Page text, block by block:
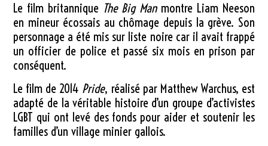
Le film britannique The Big Manmontre Liam Neeson
en mineur écossais au chômage depuis la grève. Son
personnage a été mis sur liste noire car il avait frappé
un officier de police et passé six mois en prison par
conséquent.
Le film de 2014 Pride, réalisé par Matthew Warchus, est
adapté de la véritable histoire d’un groupe d’activistes
LGBT qui ont levé des fonds pour aider et soutenir les
familles d’un village minier gallois.